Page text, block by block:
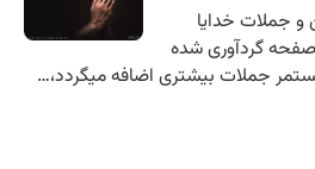
و جملات خدایا
گردآوری شده
جملات بیشتری اضافه میگردد،…